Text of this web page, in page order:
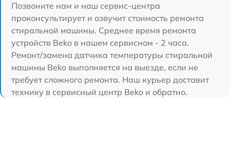
Позвоните нам и наш сервис-центра
проконсультирует и озвучит стоимость ремонта
стиральной машины. Среднее время ремонта
устройств Beko в нашем сервисном - 2 часа.
Ремонт/замена датчика температуры стиральной
машины Beko выполняется на выезде, если не
требует сложного ремонта. Наш курьер доставит
технику в сервисный центр Beko и обратно.